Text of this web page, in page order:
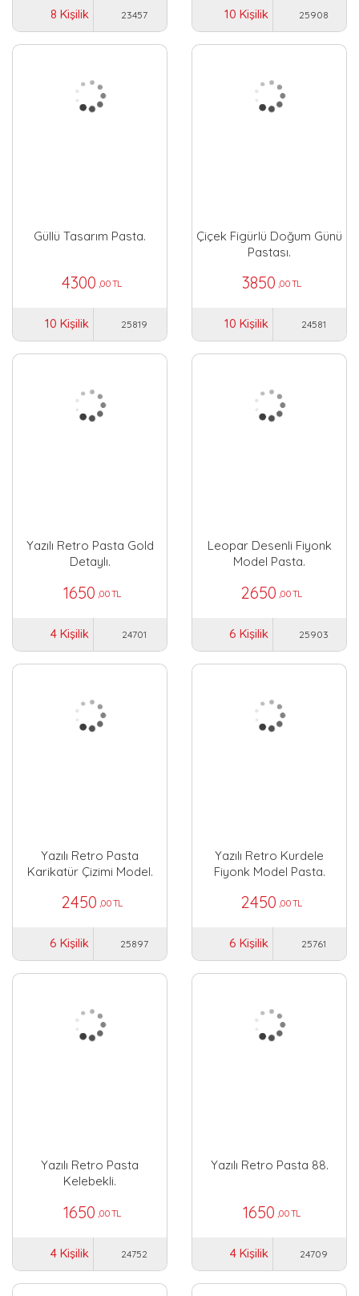
8 Kişilik 23457 10 Kişilik 25908
Güllü Tasarım Pasta.
4300 ,00 TL
10 Kişilik 25819
Çiçek Figürlü Doğum Günü
Pastası.
3850 ,00 TL
10 Kişilik 24581
Yazılı Retro Pasta Gold
Detaylı.
1650 ,00 TL
4 Kişilik 24701
Leopar Desenli Fiyonk
Model Pasta.
2650 ,00 TL
6 Kişilik 25903
Yazılı Retro Pasta
Karikatür Çizimi Model.
2450 ,00 TL
6 Kişilik 25897
Yazılı Retro Kurdele
Fiyonk Model Pasta.
2450 ,00 TL
6 Kişilik 25761
Yazılı Retro Pasta
Kelebekli.
1650 ,00 TL
4 Kişilik 24752
Yazılı Retro Pasta 88.
1650 ,00 TL
4 Kişilik 24709